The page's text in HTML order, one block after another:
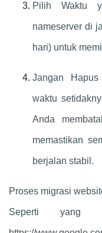
Pilih Waktu
nameserver di
hari) untuk
Jangan
waktu
Anda
memastikan
berjalan stabil.
Proses migrasi
Seperti yang